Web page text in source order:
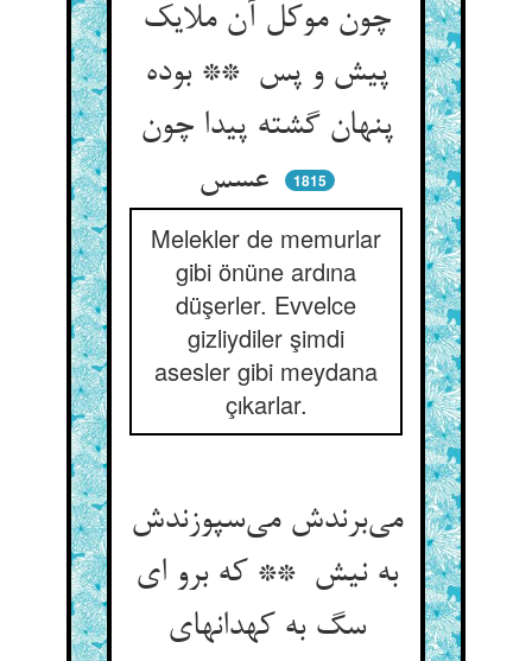
چون موکل آن ملایک
پیش و پس ** بوده
پنهان گشته پیدا چون
عسس
1815
Melekler de memurlar
gibi önüne ardına
düşerler. Evvelce
gizliydiler şimdi
asesler gibi meydana
çıkarlar.
می‌برندش می‌سپوزندش
به نیش ** که برو ای
سگ به کهدانهای